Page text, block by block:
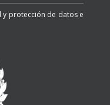
y protección de datos e